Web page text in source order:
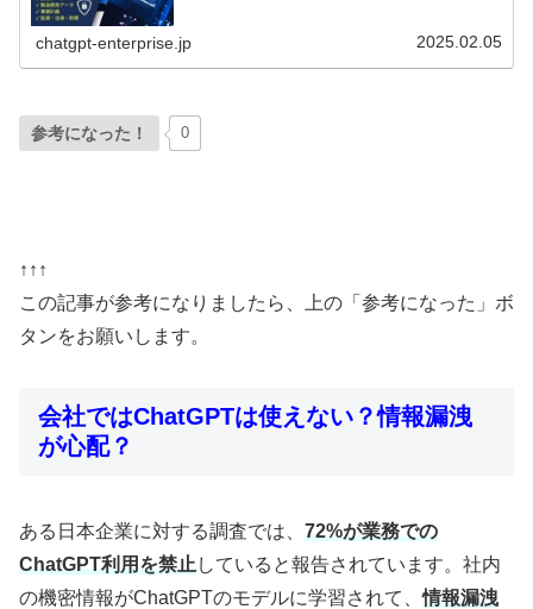
chatgpt-enterprise.jp 2025.02.05
参考になった！ 0
↑↑↑
この記事が参考になりましたら、上の「参考になった」ボ
タンをお願いします。
会社ではChatGPTは使えない？情報漏洩
が心配？
ある日本企業に対する調査では、 72%が業務での
ChatGPT利用を禁止 していると報告されています。社内
の機密情報がChatGPTのモデルに学習されて、情報漏洩